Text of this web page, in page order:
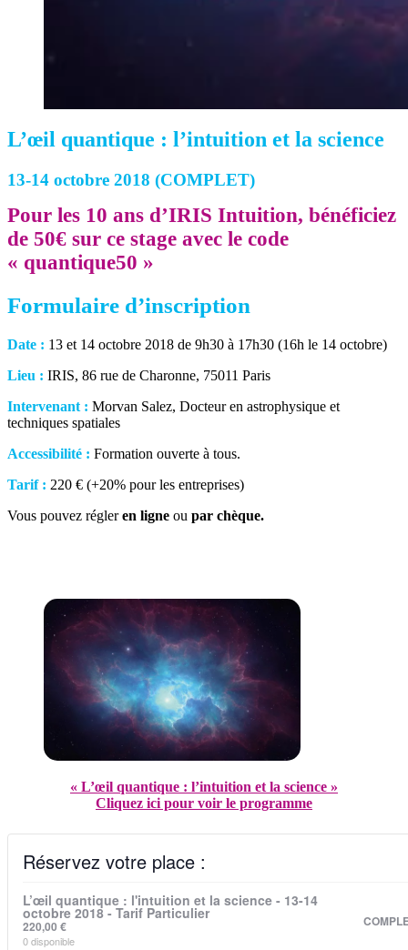
L’œil quantique : l’intuition et la science
13-14 octobre 2018 (COMPLET)
Pour les 10 ans d’IRIS Intuition, bénéficiez
de 50€ sur ce stage avec le code
« quantique50 »
Formulaire d’inscription
Date : 13 et 14 octobre 2018 de 9h30 à 17h30 (16h le 14 octobre)
Lieu : IRIS, 86 rue de Charonne, 75011 Paris
Intervenant : Morvan Salez, Docteur en astrophysique et
techniques spatiales
Accessibilité : Formation ouverte à tous.
Tarif : 220 € (+20% pour les entreprises)
Vous pouvez régleren ligne ou par chèque.
« L’œil quantique : l’intuition et la science »
Cliquez ici pour voir le programme
Réservez votre place :
L’œil quantique : l'intuition et la science - 13-14
octobre 2018 - Tarif Particulier
220,00 €
0disponible